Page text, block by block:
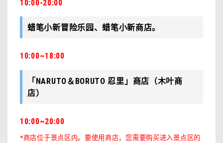
10:00-20:00
蜡笔小新冒险乐园、蜡笔小新商店。
10:00~18:00
「NARUTO＆BORUTO 忍里」商店（木叶商
店）
10:00~20:00
*商店位于景点区内。要使用商店，您需要购买进入景点区的